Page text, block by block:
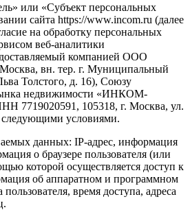
или «Субъект персональных
сайта https://www.incom.ru (далее
на обработку персональных
веб-аналитики
компанией ООО
вн. тер. г. Муниципальный
Толстого, д. 16), Союзу
недвижимости «ИНКОМ-
105318, г. Москва, ул.
следующими условиями.
данных: IP-адрес, информация
о браузере пользователя (или
которой осуществляется доступ к
об аппаратном и программном
время доступа, адреса